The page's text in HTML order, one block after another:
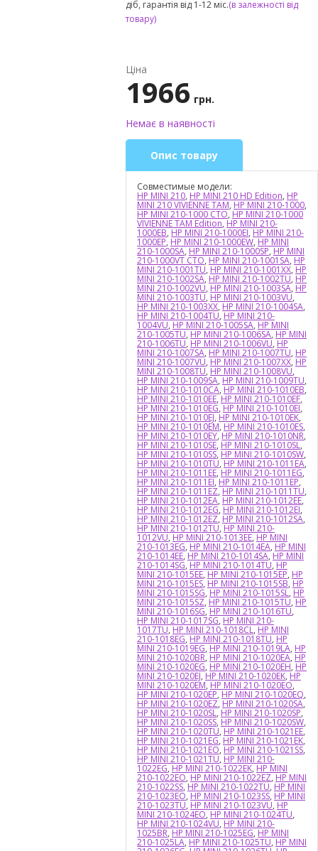
діб, гарантія від 1-12 міс.(в залежності від
товару)
Ціна
1966 грн.
Немає в наявності
Опис товару
Совместимые модели:
HP MINI 210, HP MINI 210 HD Edition, HP
MINI 210 VIVIENNE TAM, HP MINI 210-1000,
HP MINI 210-1000 CTO, HP MINI 210-1000
VIVIENNE TAM Edition, HP MINI 210-
1000EB, HP MINI 210-1000EI, HP MINI 210-
1000EP, HP MINI 210-1000EW, HP MINI
210-1000SA, HP MINI 210-1000SP, HP MINI
210-1000VT CTO, HP MINI 210-1001SA, HP
MINI 210-1001TU, HP MINI 210-1001XX, HP
MINI 210-1002SA, HP MINI 210-1002TU, HP
MINI 210-1002VU, HP MINI 210-1003SA, HP
MINI 210-1003TU, HP MINI 210-1003VU,
HP MINI 210-1003XX, HP MINI 210-1004SA,
HP MINI 210-1004TU, HP MINI 210-
1004VU, HP MINI 210-1005SA, HP MINI
210-1005TU, HP MINI 210-1006SA, HP MINI
210-1006TU, HP MINI 210-1006VU, HP
MINI 210-1007SA, HP MINI 210-1007TU, HP
MINI 210-1007VU, HP MINI 210-1007XX, HP
MINI 210-1008TU, HP MINI 210-1008VU,
HP MINI 210-1009SA, HP MINI 210-1009TU,
HP MINI 210-1010CA, HP MINI 210-1010EB,
HP MINI 210-1010EE, HP MINI 210-1010EF,
HP MINI 210-1010EG, HP MINI 210-1010EI,
HP MINI 210-1010EJ, HP MINI 210-1010EK,
HP MINI 210-1010EM, HP MINI 210-1010ES,
HP MINI 210-1010EY, HP MINI 210-1010NR,
HP MINI 210-1010SE, HP MINI 210-1010SL,
HP MINI 210-1010SS, HP MINI 210-1010SW,
HP MINI 210-1010TU, HP MINI 210-1011EA,
HP MINI 210-1011EE, HP MINI 210-1011EG,
HP MINI 210-1011EI, HP MINI 210-1011EP,
HP MINI 210-1011EZ, HP MINI 210-1011TU,
HP MINI 210-1012EA, HP MINI 210-1012EE,
HP MINI 210-1012EG, HP MINI 210-1012EI,
HP MINI 210-1012EZ, HP MINI 210-1012SA,
HP MINI 210-1012TU, HP MINI 210-
1012VU, HP MINI 210-1013EE, HP MINI
210-1013EG, HP MINI 210-1014EA, HP MINI
210-1014EE, HP MINI 210-1014SA, HP MINI
210-1014SG, HP MINI 210-1014TU, HP
MINI 210-1015EE, HP MINI 210-1015EP, HP
MINI 210-1015ES, HP MINI 210-1015SB, HP
MINI 210-1015SG, HP MINI 210-1015SL, HP
MINI 210-1015SZ, HP MINI 210-1015TU, HP
MINI 210-1016SG, HP MINI 210-1016TU,
HP MINI 210-1017SG, HP MINI 210-
1017TU, HP MINI 210-1018CL, HP MINI
210-1018EG, HP MINI 210-1018TU, HP
MINI 210-1019EG, HP MINI 210-1019LA, HP
MINI 210-1020BR, HP MINI 210-1020EA, HP
MINI 210-1020EG, HP MINI 210-1020EH, HP
MINI 210-1020EJ, HP MINI 210-1020EK, HP
MINI 210-1020EM, HP MINI 210-1020EO,
HP MINI 210-1020EP, HP MINI 210-1020EQ,
HP MINI 210-1020EZ, HP MINI 210-1020SA,
HP MINI 210-1020SL, HP MINI 210-1020SP,
HP MINI 210-1020SS, HP MINI 210-1020SW,
HP MINI 210-1020TU, HP MINI 210-1021EE,
HP MINI 210-1021EG, HP MINI 210-1021EK,
HP MINI 210-1021EO, HP MINI 210-1021SS,
HP MINI 210-1021TU, HP MINI 210-
1022EG, HP MINI 210-1022EK, HP MINI
210-1022EO, HP MINI 210-1022EZ, HP MINI
210-1022SS, HP MINI 210-1022TU, HP MINI
210-1023EO, HP MINI 210-1023SS, HP MINI
210-1023TU, HP MINI 210-1023VU, HP
MINI 210-1024EO, HP MINI 210-1024TU,
HP MINI 210-1024VU, HP MINI 210-
1025BR, HP MINI 210-1025EG, HP MINI
210-1025LA, HP MINI 210-1025TU, HP MINI